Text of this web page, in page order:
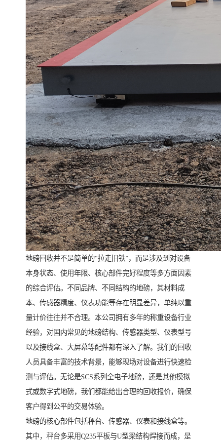
地磅回收并不是简单的“拉走旧铁”，而是涉及到对设备
本身状态、使用年限、核心部件完好程度等多方面因素
的综合评估。不同品牌、不同结构的地磅，其材料成
本、传感器精度、仪表功能等存在明显差异，单纯以重
量计价往往并不合理。本公司拥有多年的称重设备行业
经验，对国内常见的地磅结构、传感器类型、仪表型号
以及接线盒、大屏幕等配件都有深入了解。我们的回收
人员具备丰富的技术背景，能够现场对设备进行快速检
测与评估。无论是SCS系列全电子地磅，还是其他模拟
式或数字式地磅，我们都能给出合理的回收报价，确保
客户得到公平的交易体验。
地磅的核心部件包括秤台、传感器、仪表和接线盒等。
其中，秤台多采用Q235平板与U型梁结构焊接而成，是